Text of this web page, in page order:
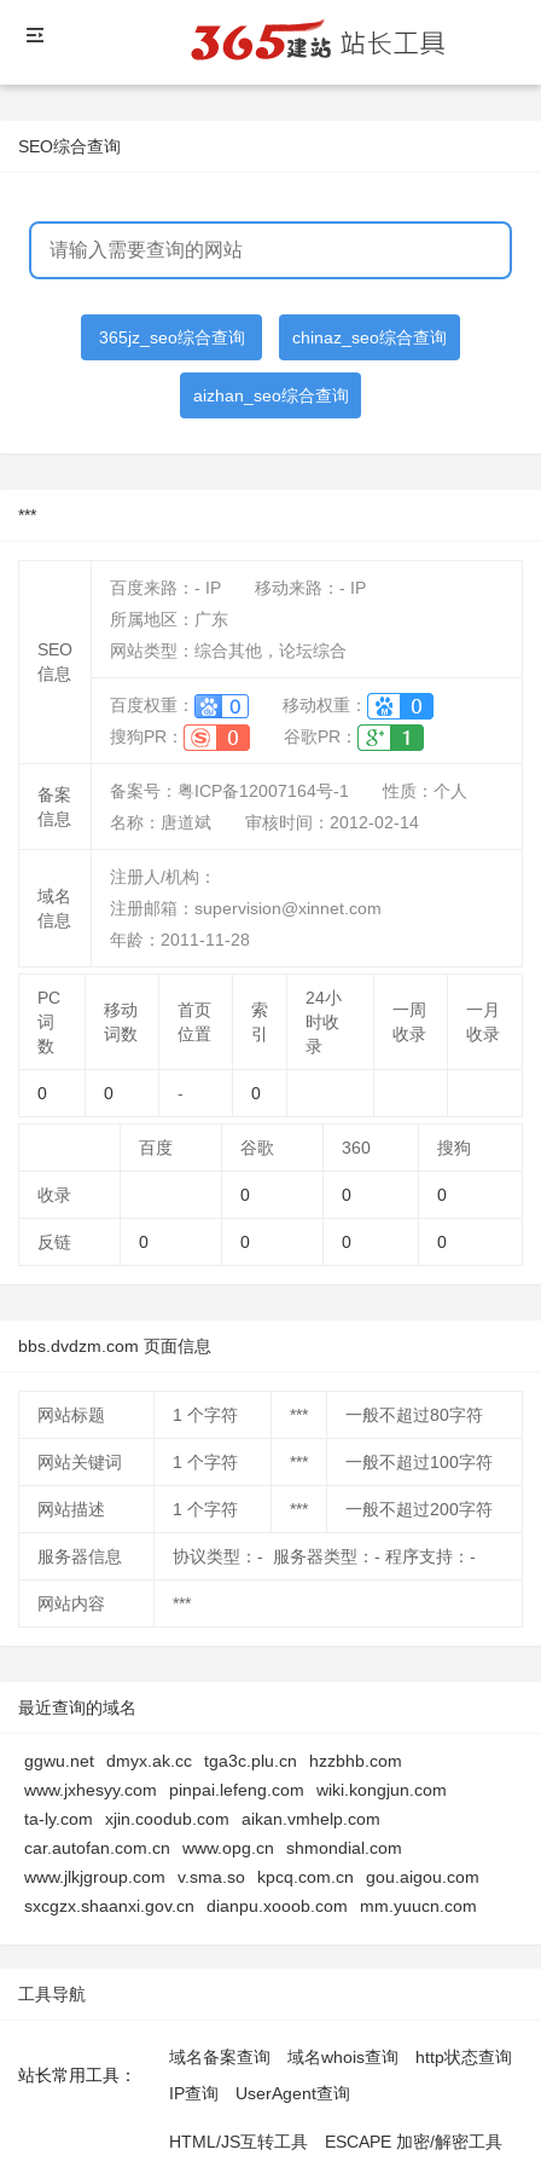
SEO综合查询
365jz_seo综合查询 chinaz_seo综合查询
aizhan_seo综合查询
***
SEO
信息
百度来路： - IP 移动来路： - IP
所属地区：广东
网站类型：综合其他，论坛综合
百度权重：
移动权重：
搜狗PR：
谷歌PR：
备案
信息
备案号：粤ICP备12007164号-1 性质： 个人
名称： 唐道斌 审核时间： 2012-02-14
域名
信息
注册人/机构：
注册邮箱：supervision@xinnet.com
年龄：2011-11-28
PC
词
数
移动
词数
首页
位置
索
引
24小
时收
录
一周
收录
一月
收录
0 0 - 0
百度 谷歌 360 搜狗
收录 0 0 0
反链 0 0 0 0
bbs.dvdzm.com 页面信息
网站标题 1 个字符 *** 一般不超过80字符
网站关键词 1 个字符 *** 一般不超过100字符
网站描述 1 个字符 *** 一般不超过200字符
服务器信息 协议类型：- 服务器类型：- 程序支持：-
网站内容 ***
最近查询的域名
ggwu.net dmyx.ak.cc tga3c.plu.cn
hzzbhb.com
www.jxhesyy.com
pinpai.lefeng.com
wiki.kongjun.com
ta-ly.com
xjin.coodub.com
aikan.vmhelp.com
car.autofan.com.cn
www.opg.cn
shmondial.com
www.jlkjgroup.com
v.sma.so kpcq.com.cn
gou.aigou.com
sxcgzx.shaanxi.gov.cn
dianpu.xooob.com mm.yuucn.com
工具导航
站长常用工具：
域名备案查询 域名whois查询
http状态查询
IP查询
UserAgent查询
HTML/JS互转工具 ESCAPE 加密/解密工具